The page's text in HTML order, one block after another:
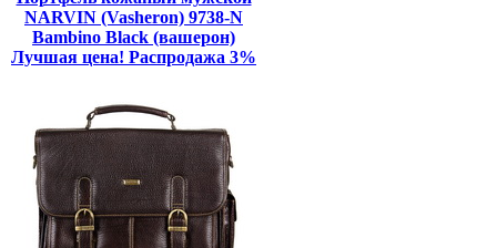
NARVIN (Vasheron) 9738-N
Bambino Black (вашерон)
Лучшая цена! Распродажа 3%